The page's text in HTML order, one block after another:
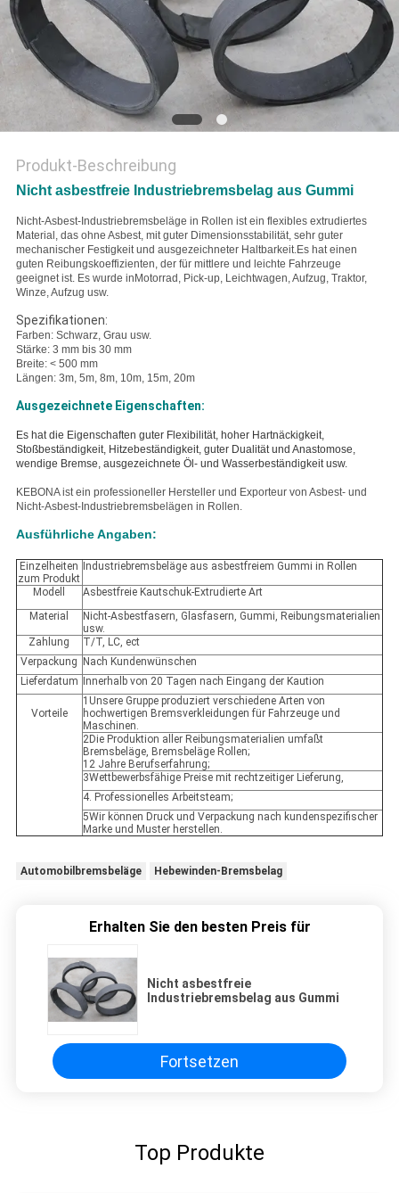
Produkt-Beschreibung
Nicht asbestfreie Industriebremsbelag aus Gummi
Nicht-Asbest-Industriebremsbeläge in Rollen ist ein flexibles extrudiertes
Material, das ohne Asbest, mit guter Dimensionsstabilität, sehr guter
mechanischer Festigkeit und ausgezeichneter Haltbarkeit.Es hat einen
guten Reibungskoeffizienten, der für mittlere und leichte Fahrzeuge
geeignet ist. Es wurde in Motorrad, Pick-up, Leichtwagen, Aufzug, Traktor,
Winze, Aufzug usw.
Spezifikationen:
Farben: Schwarz, Grau usw.
Stärke: 3 mm bis 30 mm
Breite: < 500 mm
Längen: 3m, 5m, 8m, 10m, 15m, 20m
Ausgezeichnete Eigenschaften:
Es hat die Eigenschaften guter Flexibilität, hoher Hartnäckigkeit,
Stoßbeständigkeit, Hitzebeständigkeit, guter Dualität und Anastomose,
wendige Bremse, ausgezeichnete Öl- und Wasserbeständigkeit usw.
KEBONA ist ein professioneller Hersteller und Exporteur von Asbest- und
Nicht-Asbest-Industriebremsbelägen in Rollen.
Ausführliche Angaben:
Einzelheiten
zum Produkt
Industriebremsbeläge aus asbestfreiem Gummi in Rollen
Modell
Asbestfreie Kautschuk-Extrudierte Art
Material
Nicht-Asbestfasern, Glasfasern, Gummi, Reibungsmaterialien
usw.
Zahlung
T/T, LC, ect
Verpackung
Nach Kundenwünschen
Lieferdatum
Innerhalb von 20 Tagen nach Eingang der Kaution
Vorteile
1Unsere Gruppe produziert verschiedene Arten von
hochwertigen Bremsverkleidungen für Fahrzeuge und
Maschinen.
2Die Produktion aller Reibungsmaterialien umfaßt
Bremsbeläge, Bremsbeläge Rollen;
12 Jahre Berufserfahrung;
3Wettbewerbsfähige Preise mit rechtzeitiger Lieferung,
4. Professionelles Arbeitsteam;
5Wir können Druck und Verpackung nach kundenspezifischer
Marke und Muster herstellen.
Automobilbremsbeläge Hebewinden-Bremsbelag
Erhalten Sie den besten Preis für
Nicht asbestfreie
Industriebremsbelag aus Gummi
Fortsetzen
Top Produkte